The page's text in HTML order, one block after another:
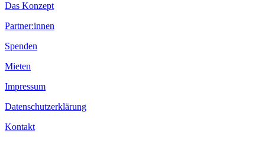
Das Konzept
Partner:innen
Spenden
Mieten
Impressum
Datenschutzerklärung
Kontakt